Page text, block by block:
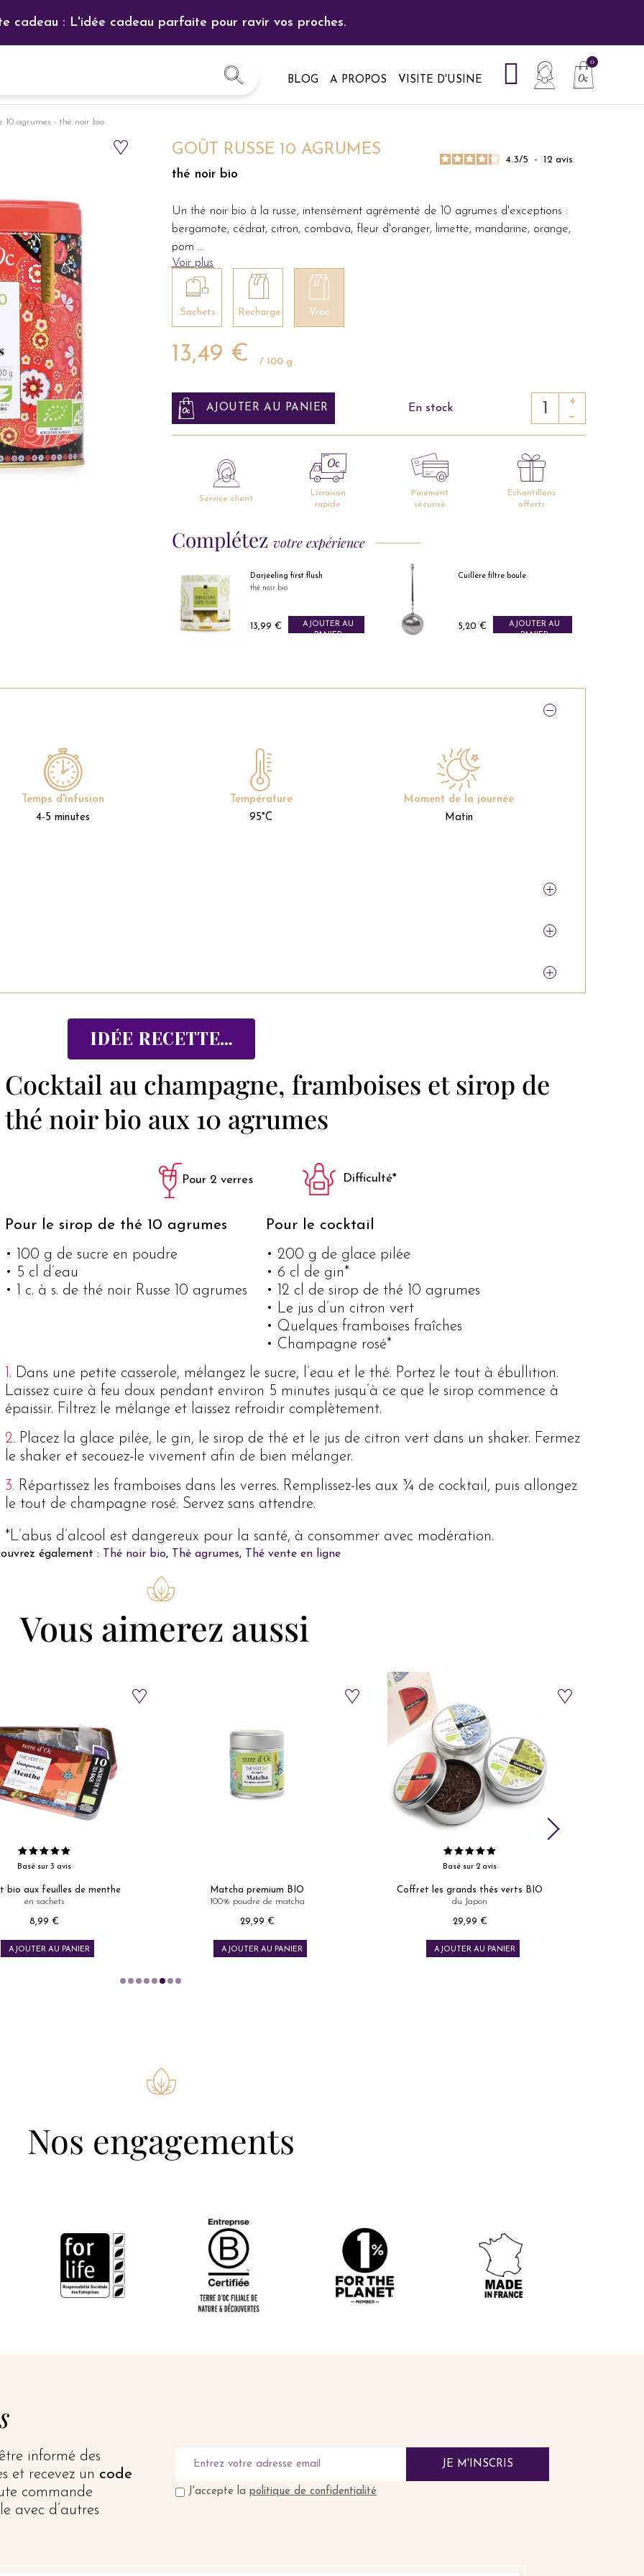
cadeau : L'idée cadeau parfaite pour ravir vos proches.
BLOG A PROPOS VISITE D'USINE
10 agrumes - thé noir bio
GOÛT RUSSE 10 AGRUMES
thé noir bio
4.3/5 - 12 avis
Un thé noir bio à la russe, intensément agrémenté de 10 agrumes d'exceptions :
bergamote, cédrat, citron, combava, fleur d'oranger, limette, mandarine, orange,
pom ...
Voir plus
Sachets Recharge Vrac
13,49 € / 100 g
AJOUTER AU PANIER En stock
+
−
Service client
Livraison
rapide
Paiement
sécurisé
Échantillons
offerts
Complétez votre expérience
Darjeeling first flush
thé noir bio
Prix
13,99 €
AJOUTER AU
PANIER
Cuillère filtre boule
Prix
5,20 €
AJOUTER AU
PANIER
Temps d'infusion
4-5 minutes
Température
95°C
Moment de la journée
Matin
IDÉE RECETTE…
Cocktail au champagne, framboises et sirop de
thé noir bio aux 10 agrumes
Pour 2 verres Difficulté*
Pour le sirop de thé 10 agrumes
• 100 g de sucre en poudre
• 5 cl d’eau
• 1 c. à s. de thé noir Russe 10 agrumes
Pour le cocktail
• 200 g de glace pilée
• 6 cl de gin*
• 12 cl de sirop de thé 10 agrumes
• Le jus d’un citron vert
• Quelques framboises fraîches
• Champagne rosé*
1. Dans une petite casserole, mélangez le sucre, l’eau et le thé. Portez le tout à ébullition.
Laissez cuire à feu doux pendant environ 5 minutes jusqu’à ce que le sirop commence à
épaissir. Filtrez le mélange et laissez refroidir complètement.
2. Placez la glace pilée, le gin, le sirop de thé et le jus de citron vert dans un shaker. Fermez
le shaker et secouez-le vivement afin de bien mélanger.
3. Répartissez les framboises dans les verres. Remplissez-les aux ¾ de cocktail, puis allongez
le tout de champagne rosé. Servez sans attendre.
*L’abus d’alcool est dangereux pour la santé, à consommer avec modération.
également : Thé noir bio, Thé agrumes, Thé vente en ligne
Vous aimerez aussi
Basé sur 3 avis
bio aux feuilles de menthe
en sachets
Prix
8,99 €
AJOUTER AU PANIER
Matcha premium BIO
100% poudre de matcha
Prix
29,99 €
AJOUTER AU PANIER
Basé sur 2 avis
Coffret les grands thés verts BIO
du Japon
Prix
29,99 €
AJOUTER AU PANIER
Nos engagements
informé des
et recevez un code
commande
avec d’autres
JE M'INSCRIS
J'accepte la politique de confidentialité